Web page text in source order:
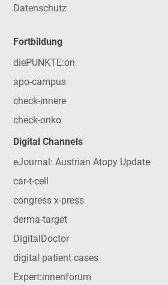
Datenschutz
Fortbildung
diePUNKTE:on
apo-campus
check-innere
check-onko
Digital Channels
eJournal: Austrian Atopy Update
car-t-cell
congress x-press
derma-target
DigitalDoctor
digital patient cases
Expert:innenforum